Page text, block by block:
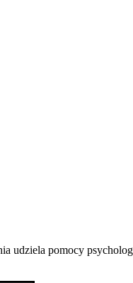
udziela pomocy